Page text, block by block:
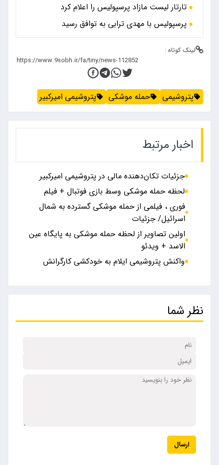
تارتار لیست مازاد پرسپولیس را اعلام کرد
پرسپولیس با مهدی ترابی به توافق رسید
لینک کوتاه :
پتروشیمی حمله موشکی پتروشیمی امیرکبیر
اخبار مرتبط
جزئیات تکان‌دهنده مالی در پتروشیمی امیرکبیر
لحظه حمله موشکی وسط بازی فوتبال + فیلم
فوری ، فیلمی از حمله موشکی گسترده به شمال
اسرائیل/ جزئیات
اولین تصاویر از لحظه حمله موشکی به پایگاه عین
الاسد + ویدئو
واکنش پتروشیمی ایلام به خودکشی کارگرانش
نظر شما
ارسال